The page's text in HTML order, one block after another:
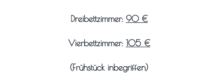
Dreibettzimmer: 90 €
Vierbettzimmer: 105 €
(Frühstück inbegriffen)